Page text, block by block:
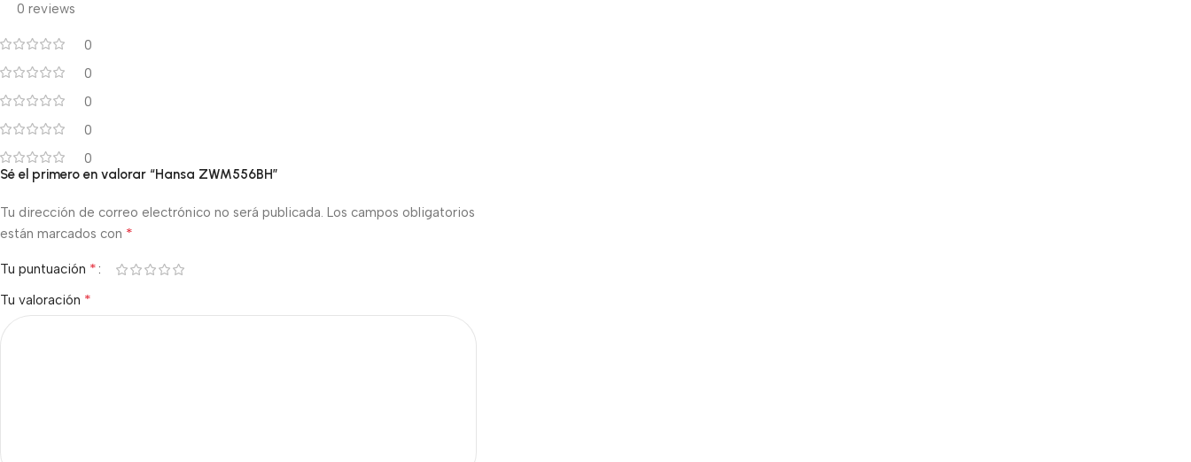
0 reviews
0
0
0
0
0
Sé el primero en valorar “Hansa ZWM556BH”
Tu dirección de correo electrónico no será publicada. Los campos obligatorios
están marcados con *
Tu puntuación *
Tu valoración *